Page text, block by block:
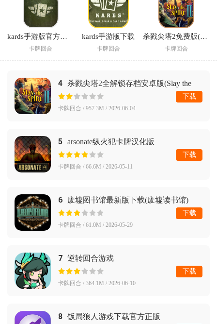
kards手游版官方下载渠道
卡牌回合
kards手游版下载
卡牌回合
杀戮尖塔2免费版(Slay the Spire 2)
卡牌回合
4
杀戮尖塔2全解锁存档安卓版(Slay the
Spire 2)
卡牌回合 / 957.3M / 2026-06-04
下载
5 arsonate纵火犯卡牌汉化版
卡牌回合 / 66.6M / 2026-05-11
下载
6 废墟图书馆最新版下载(废墟读书馆)
卡牌回合 / 61.0M / 2026-05-29
下载
7 逆转回合游戏
卡牌回合 / 364.1M / 2026-06-10
下载
8 饭局狼人游戏下载官方正版